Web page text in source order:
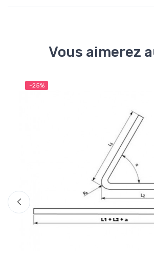
Vous aimerez
-25%